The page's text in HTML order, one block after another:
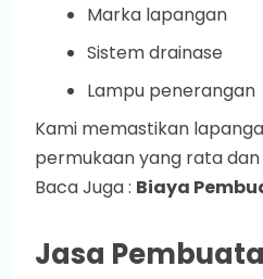
Marka lapangan
Sistem drainase
Lampu penerangan
Kami memastikan
permukaan yang rata
Baca Juga : Biaya
Jasa